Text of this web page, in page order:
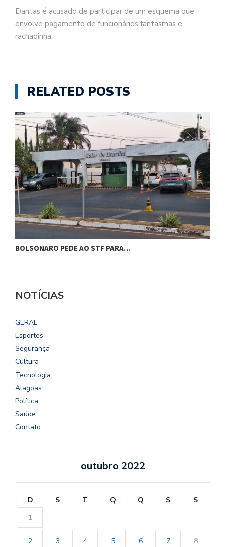
Dantas é acusado de participar de um esquema que
envolve pagamento de funcionários fantasmas e
rachadinha.
RELATED POSTS
BOLSONARO PEDE AO STF PARA…
NOTÍCIAS
GERAL
Esportes
Segurança
Cultura
Tecnologia
Alagoas
Política
Saúde
Contato
outubro 2022
D S T Q Q S
S
1
2 3 4 5 6 7 8